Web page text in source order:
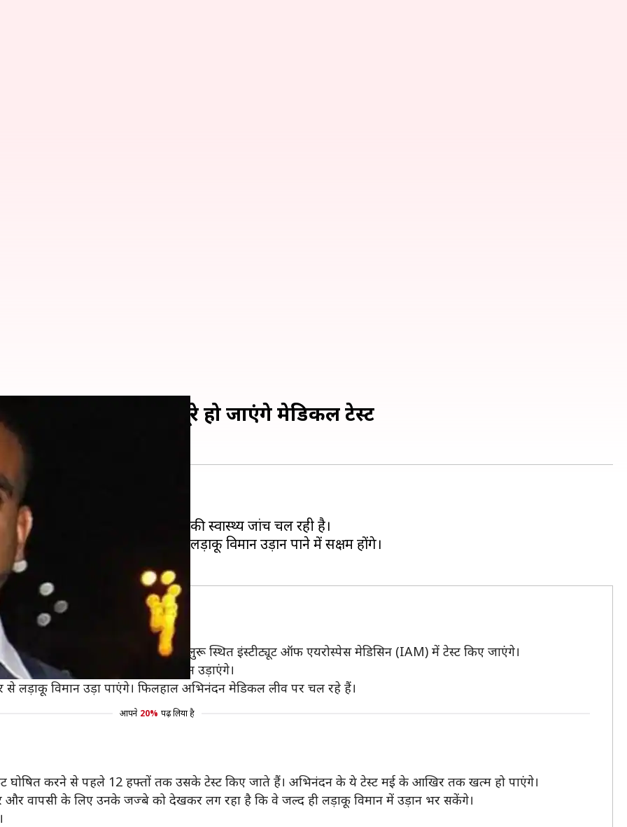
अभिनंदन, मई तक पूरे हो जाएंगे मेडिकल टेस्ट
सेंट्रल मेडिकल संस्थान में अभिनंदन की स्वास्थ्य जांच चल रही है।
हुए लग रहा है कि वो जल्द ही लड़ाकू विमान उड़ान पाने में सक्षम होंगे।
विमान उड़ाने से पहले अभिनंदन के बेंगलुरू स्थित इंस्टीट्यूट ऑफ एयरोस्पेस मेडिसिन (IAM) में टेस्ट किए जाएंगे।
कि अभिनंदन फिर कब लड़ाकू विमान उड़ाएंगे।
से लड़ाकू विमान उड़ा पाएंगे। फिलहाल अभिनंदन मेडिकल लीव पर चल रहे हैं।
आपने 20% पढ़ लिया है
घोषित करने से पहले 12 हफ्तों तक उसके टेस्ट किए जाते हैं। अभिनंदन के ये टेस्ट मई के आखिर तक खत्म हो पाएंगे।
और वापसी के लिए उनके जज्बे को देखकर लग रहा है कि वे जल्द ही लड़ाकू विमान में उड़ान भर सकेंगे।